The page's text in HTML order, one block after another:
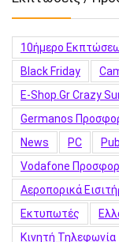
10ήμερο
Black Friday
E-Shop.gr Crazy
Germanos
News
PC
Vodafone
Αεροπορικά
Εκτυπωτές
Κινητή Τηλεφωνία